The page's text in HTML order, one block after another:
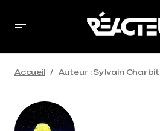
Accueil Auteur : Sylvain Charbit